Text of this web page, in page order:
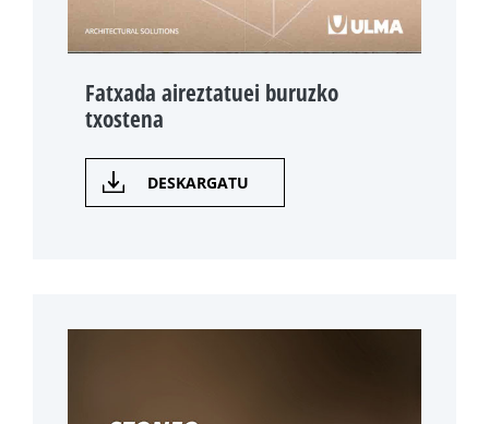
Fatxada aireztatuei buruzko
txostena
DESKARGATU